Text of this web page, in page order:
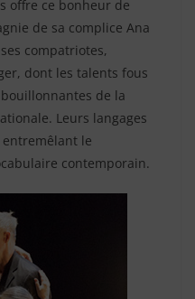
offre ce bonheur de
de sa complice Ana
compatriotes,
dont les talents fous
de la
Leurs langages
le
contemporain.